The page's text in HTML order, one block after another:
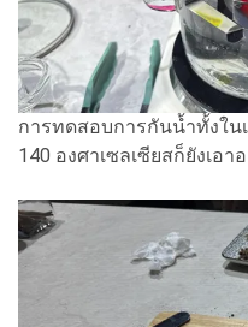
การทดสอบการกันน้ำทั้งใ
140 องศาเซลเซียสก็ยังเอา